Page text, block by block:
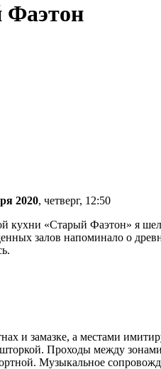
Фаэтон
2020, четверг, 12:50
кухни «Старый Фаэтон» я
залов напоминало о
и замазке, а местами
Проходы между
Музыкальное